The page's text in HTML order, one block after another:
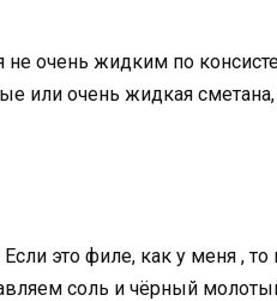
очень жидким по
или очень жидкая
это филе, как у меня ,
соль и чёрный